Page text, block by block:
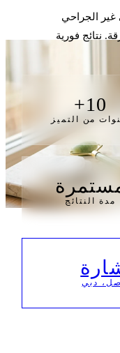
الجراحي
نتائج فورية
10+
من التميز
مدة النتائج
دبي